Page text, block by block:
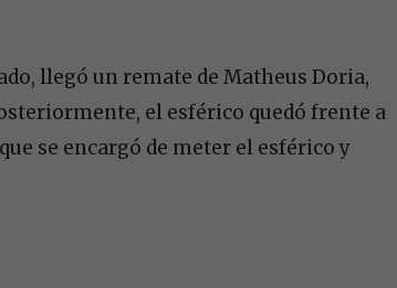
llegó un remate de Matheus Doria,
el esférico quedó frente a
se encargó de meter el esférico y